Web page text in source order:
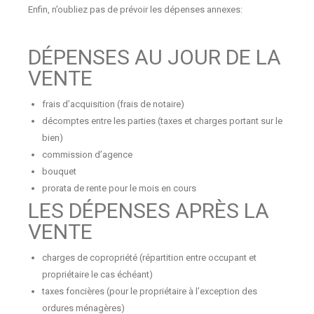
Enfin, n’oubliez pas de prévoir les dépenses annexes:
DÉPENSES AU JOUR DE LA
VENTE
frais d’acquisition (frais de notaire)
décomptes entre les parties (taxes et charges portant sur le
bien)
commission d’agence
bouquet
prorata de rente pour le mois en cours
LES DÉPENSES APRÈS LA
VENTE
charges de copropriété (répartition entre occupant et
propriétaire le cas échéant)
taxes foncières (pour le propriétaire à l’exception des
ordures ménagères)